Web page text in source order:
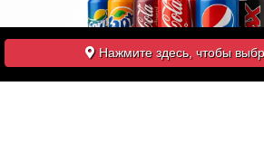
Нажмите здесь, чтобы